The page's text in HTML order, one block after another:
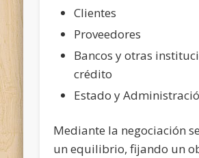
Clientes
Proveedores
Bancos y otras
crédito
Estado y
Mediante la negociación
un equilibrio, fijando un